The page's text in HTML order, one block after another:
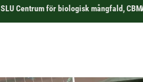
SLU Centrum för biologisk mångfald, CBM